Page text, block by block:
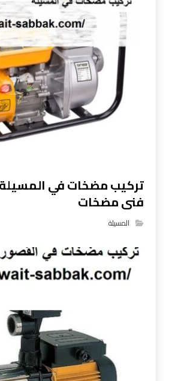
فنى مضخات
المسيلة